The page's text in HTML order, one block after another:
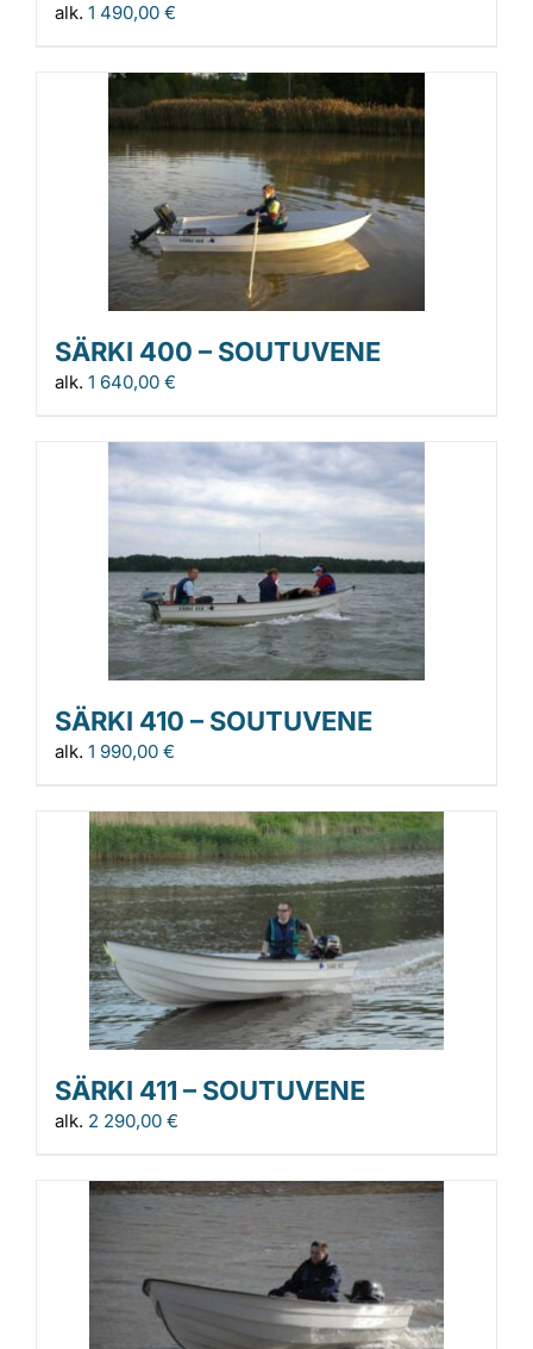
alk. 1 490,00 €
SÄRKI 400 – SOUTUVENE
alk. 1 640,00 €
SÄRKI 410 – SOUTUVENE
alk. 1 990,00 €
SÄRKI 411 – SOUTUVENE
alk. 2 290,00 €